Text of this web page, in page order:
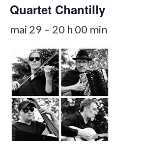
Quartet Chantilly
mai 29 – 20 h 00 min